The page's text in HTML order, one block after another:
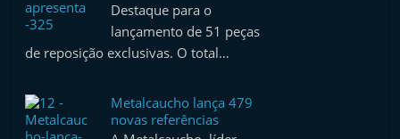
m
P
o
t
Destaque para o
lançamento de 51 peças
de reposição exclusivas. O total…
Metalcaucho lança 479
novas referências